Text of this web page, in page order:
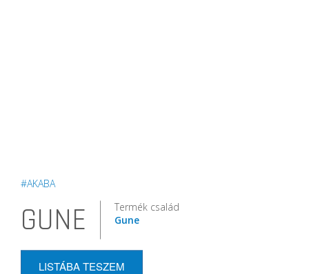
#AKABA
GUNE
Termék család
Gune
LISTÁBA TESZEM